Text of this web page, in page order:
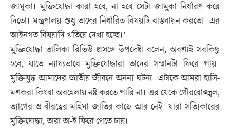
জামুকা। মুক্তিযোদ্ধা কারা হবে, না হবে সেটা জামুকা নির্ধারণ করে
দিতো। মন্ত্রণালয় শুধু তাদের নির্ধারিত বিষয়টি বাস্তবায়ন করতো। এর
আইনগত বিষয়াদি খতিয়ে দেখা হচ্ছে।’
মুক্তিযোদ্ধা তালিকা রিভিউ প্রসঙ্গে উপদেষ্টা বলেন, অবশ্যই সবকিছু
হবে, যাতে ন্যায্যভাবে মুক্তিযোদ্ধারা তাদের সম্মানটা ফিরে পায়।
মুক্তিযুদ্ধ আমাদের জাতীয় জীবনে অনন্য ঘটনা। এটাকে আমরা হাসি-
মশকরা কিংবা অবহেলায় নষ্ট করতে পারি না। এর থেকে গৌরবোজ্জ্বল,
ত্যাগের ও বীরত্বের মহিমা জাতির কাছে আর নেই। যারা সত্যিকারের
মুক্তিযোদ্ধা, তারা তা-ই ফিরে পেতে চায়।